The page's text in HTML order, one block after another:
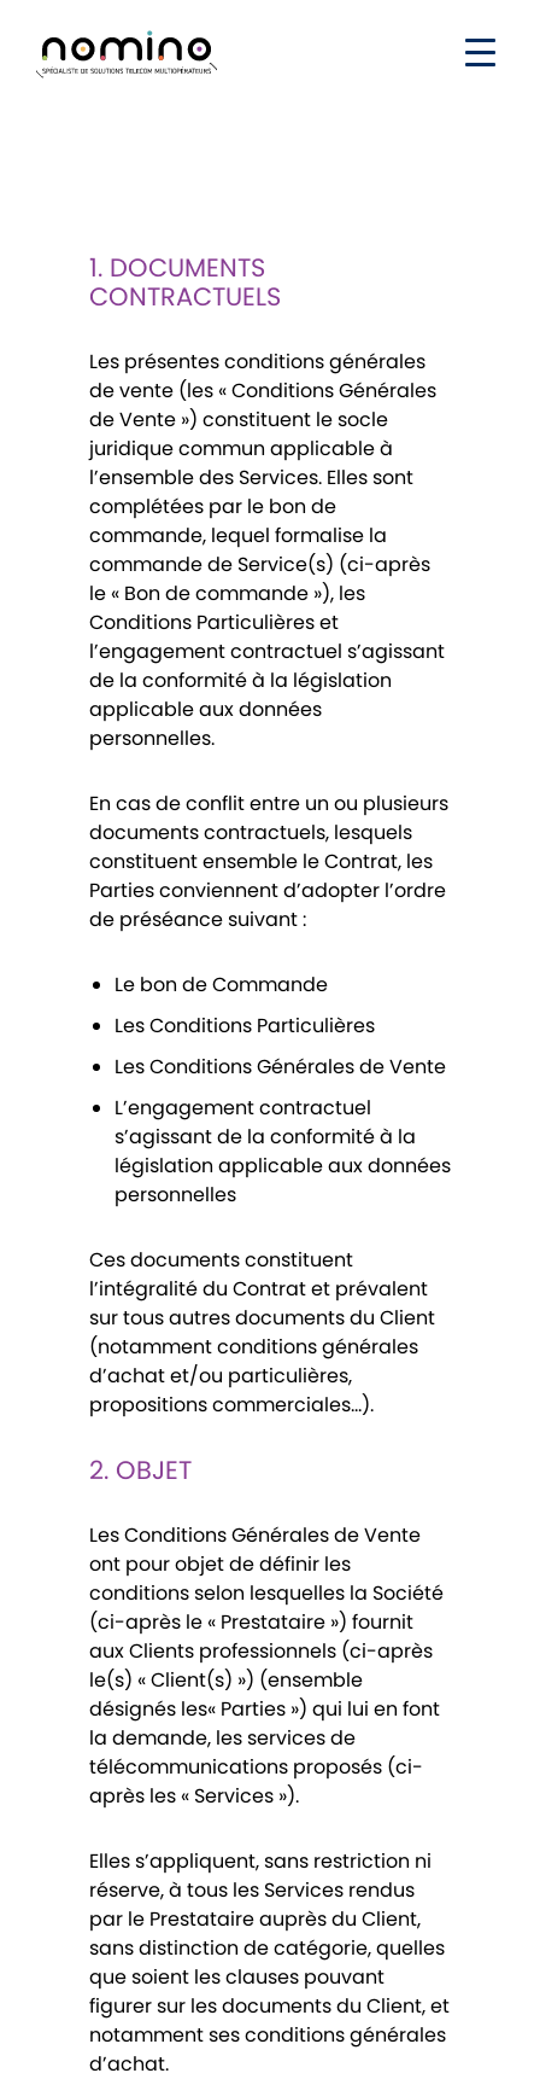
1. DOCUMENTS
CONTRACTUELS
Les présentes conditions générales
de vente (les « Conditions Générales
de Vente ») constituent le socle
juridique commun applicable à
l’ensemble des Services. Elles sont
complétées par le bon de
commande, lequel formalise la
commande de Service(s) (ci-après
le « Bon de commande »), les
Conditions Particulières et
l’engagement contractuel s’agissant
de la conformité à la législation
applicable aux données
personnelles.
En cas de conflit entre un ou plusieurs
documents contractuels, lesquels
constituent ensemble le Contrat, les
Parties conviennent d’adopter l’ordre
de préséance suivant :
Le bon de Commande
Les Conditions Particulières
Les Conditions Générales de Vente
L’engagement contractuel
s’agissant de la conformité à la
législation applicable aux données
personnelles
Ces documents constituent
l’intégralité du Contrat et prévalent
sur tous autres documents du Client
(notamment conditions générales
d’achat et/ou particulières,
propositions commerciales…).
2. OBJET
Les Conditions Générales de Vente
ont pour objet de définir les
conditions selon lesquelles la Société
(ci-après le « Prestataire ») fournit
aux Clients professionnels (ci-après
le(s) « Client(s) ») (ensemble
désignés les« Parties ») qui lui en font
la demande, les services de
télécommunications proposés (ci-
après les « Services »).
Elles s’appliquent, sans restriction ni
réserve, à tous les Services rendus
par le Prestataire auprès du Client,
sans distinction de catégorie, quelles
que soient les clauses pouvant
figurer sur les documents du Client, et
notamment ses conditions générales
d’achat.